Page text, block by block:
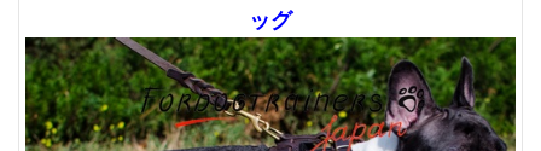
ッグ